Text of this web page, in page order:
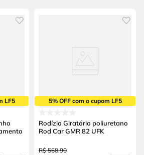
LF5 5% OFF com o cupom LF5
Rodízio Giratório poliuretano
Rod Car GMR 82 UFK
R$ 568,90